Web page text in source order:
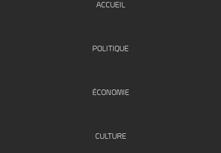
ACCUEIL
POLITIQUE
ÉCONOMIE
CULTURE